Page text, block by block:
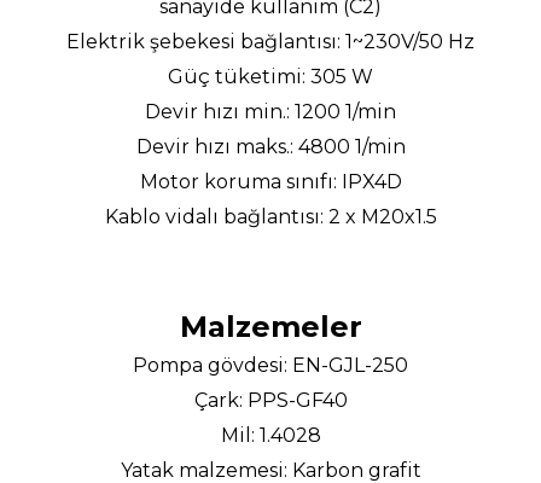
sanayide kullanım (C2)
Elektrik şebekesi bağlantısı: 1~230V/50 Hz
Güç tüketimi: 305 W
Devir hızı min.: 1200 1/min
Devir hızı maks.: 4800 1/min
Motor koruma sınıfı: IPX4D
Kablo vidalı bağlantısı: 2 x M20x1.5
Malzemeler
Pompa gövdesi: EN-GJL-250
Çark: PPS-GF40
Mil: 1.4028
Yatak malzemesi: Karbon grafit